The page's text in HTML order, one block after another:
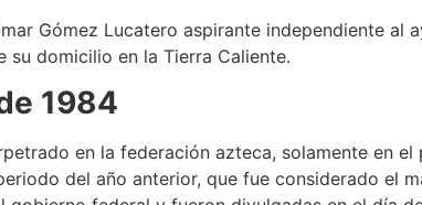
Gómez Lucatero aspirante independiente
domicilio en la Tierra Caliente.
1984
en la federación azteca, solamente en el
del año anterior, que fue considerado el